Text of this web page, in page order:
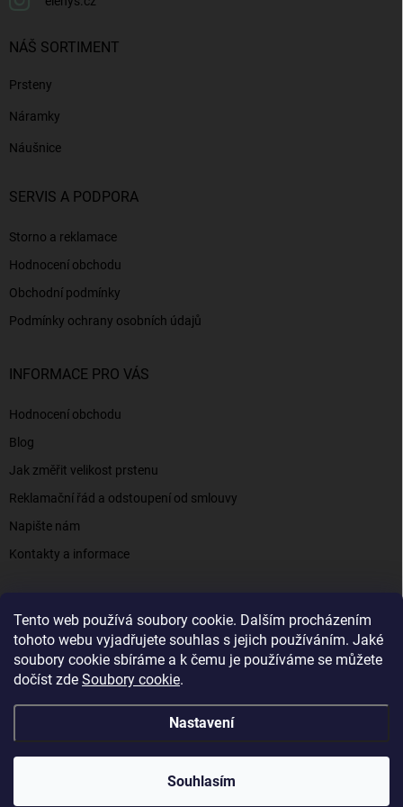
Tento web používá soubory cookie. Dalším procházením
tohoto webu vyjadřujete souhlas s jejich používáním. Jaké
soubory cookie sbíráme a k čemu je používáme se můžete
dočíst zde Soubory cookie.
Nastavení
Souhlasím
NÁŠ SORTIMENT
Prsteny
Náramky
Náušnice
SERVIS A PODPORA
Storno a reklamace
Hodnocení obchodu
Obchodní podmínky
Podmínky ochrany osobních údajů
INFORMACE PRO VÁS
Hodnocení obchodu
Blog
Jak změřit velikost prstenu
Reklamační řád a odstoupení od smlouvy
Napište nám
Kontakty a informace
Elenys.cz - šperky, kterým věříte už od roku 2016
Vytvořil Shoptet